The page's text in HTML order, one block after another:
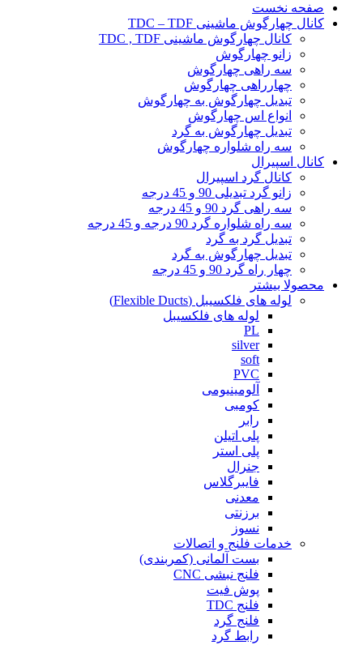
صفحه نخست
کانال چهارگوش ماشینی TDC – TDF
کانال چهارگوش ماشینی TDC , TDF
زانو چهارگوش
سه راهی چهارگوش
چهارراهی چهارگوش
تبدیل چهارگوش به چهارگوش
انواع اس چهارگوش
تبدیل چهارگوش به گرد
سه راه شلواره چهارگوش
کانال اسپیرال
کانال گرد اسپیرال
زانو گرد تبدیلی 90 و 45 درجه
سه راهی گرد 90 و 45 درجه
سه راه شلواره گرد 90 درجه و 45 درجه
تبدیل گرد به گرد
تبدیل چهارگوش به گرد
چهار راه گرد 90 و 45 درجه
محصولا بیشتر
لوله های فلکسیبل (Flexible Ducts)
لوله های فلکسیبل
PL
silver
soft
PVC
آلومینیومی
کومبی
رابر
پلی اتیلن
پلی استر
جنرال
فایبرگلاس
معدنی
برزنتی
نسوز
خدمات فلنج و اتصالات
بست آلمانی (کمربندی)
فلنج نبشی CNC
پوش فیت
فلنج TDC
فلنج گرد
رابط گرد